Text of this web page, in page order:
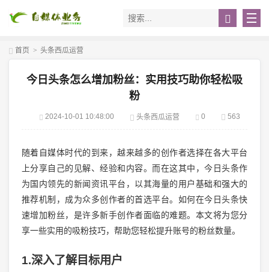
首页 > 头条西瓜运营
今日头条怎么增加粉丝：实用技巧助你轻松吸
粉
2024-10-01 10:48:00 头条西瓜运营 0 563
随着自媒体时代的到来，越来越多的创作者选择在各大平台
上分享自己的见解、经验和内容。而在这其中，今日头条作
为国内领先的新闻资讯平台，以其海量的用户基础和强大的
推荐机制，成为众多创作者的首选平台。如何在今日头条快
速增加粉丝，是许多新手创作者面临的难题。本文将为您分
享一些实用的吸粉技巧，帮助您轻松提升账号的粉丝数量。
1.深入了解目标用户